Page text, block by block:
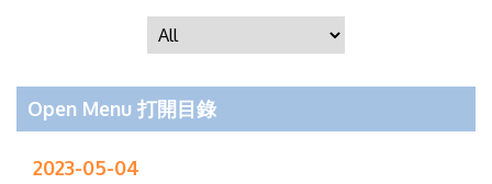
Open Menu 打開目錄
2023-05-04